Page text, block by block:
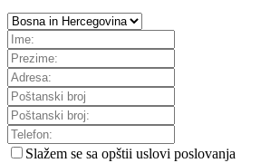
Slažem se sa opštii uslovi poslovanja